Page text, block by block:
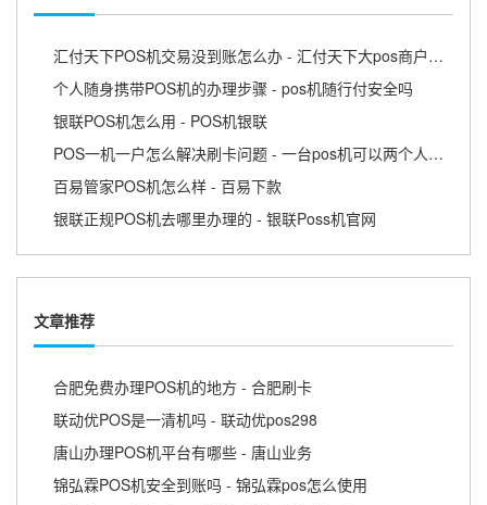
汇付天下POS机交易没到账怎么办 - 汇付天下大pos商户版APP
个人随身携带POS机的办理步骤 - pos机随行付安全吗
银联POS机怎么用 - POS机银联
POS一机一户怎么解决刷卡问题 - 一台pos机可以两个人用吗
百易管家POS机怎么样 - 百易下款
银联正规POS机去哪里办理的 - 银联Poss机官网
文章推荐
合肥免费办理POS机的地方 - 合肥刷卡
联动优POS是一清机吗 - 联动优pos298
唐山办理POS机平台有哪些 - 唐山业务
锦弘霖POS机安全到账吗 - 锦弘霖pos怎么使用